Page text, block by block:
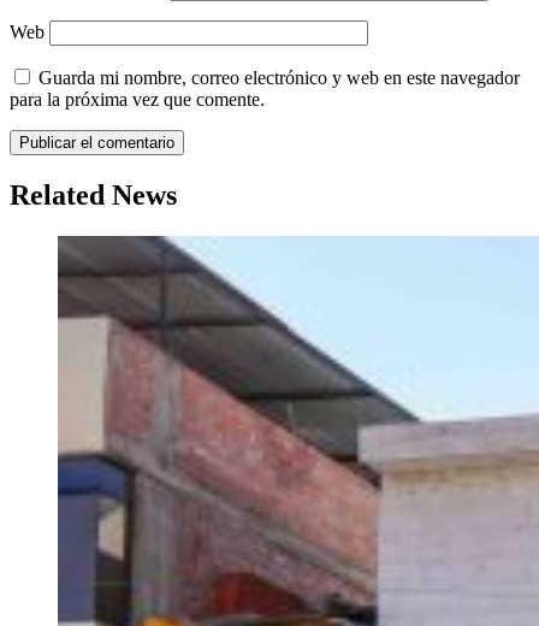
Web
Guarda mi nombre, correo electrónico y web en este navegador
para la próxima vez que comente.
Related News